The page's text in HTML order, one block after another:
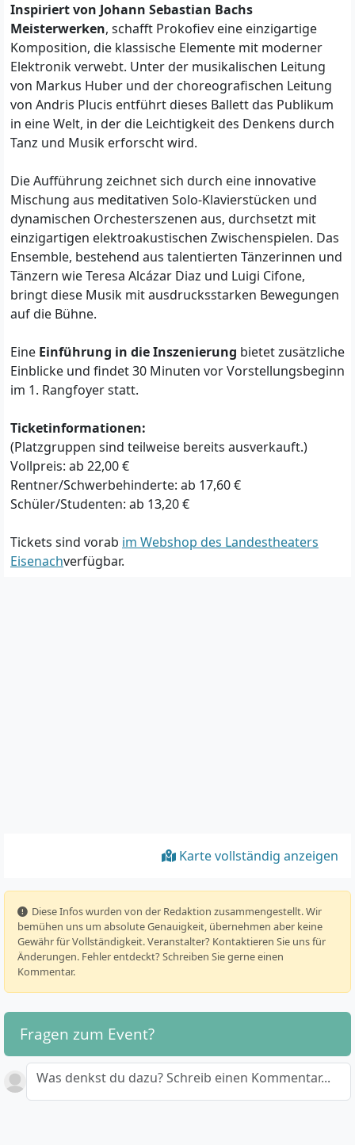
Inspiriert von Johann Sebastian Bachs
Meisterwerken, schafft Prokofiev eine einzigartige
Komposition, die klassische Elemente mit moderner
Elektronik verwebt. Unter der musikalischen Leitung
von Markus Huber und der choreografischen Leitung
von Andris Plucis entführt dieses Ballett das Publikum
in eine Welt, in der die Leichtigkeit des Denkens durch
Tanz und Musik erforscht wird.
Die Aufführung zeichnet sich durch eine innovative
Mischung aus meditativen Solo-Klavierstücken und
dynamischen Orchesterszenen aus, durchsetzt mit
einzigartigen elektroakustischen Zwischenspielen. Das
Ensemble, bestehend aus talentierten Tänzerinnen und
Tänzern wie Teresa Alcázar Diaz und Luigi Cifone,
bringt diese Musik mit ausdrucksstarken Bewegungen
auf die Bühne.
Eine Einführung in die Inszenierung bietet zusätzliche
Einblicke und findet 30 Minuten vor Vorstellungsbeginn
im 1. Rangfoyer statt.
Ticketinformationen:
(Platzgruppen sind teilweise bereits ausverkauft.)
Vollpreis: ab 22,00 €
Rentner/Schwerbehinderte: ab 17,60 €
Schüler/Studenten: ab 13,20 €
Tickets sind vorab im Webshop des Landestheaters
Eisenachverfügbar.
Karte vollständig anzeigen
️ Diese Infos wurden von der Redaktion zusammengestellt. Wir
bemühen uns um absolute Genauigkeit, übernehmen aber keine
Gewähr für Vollständigkeit. Veranstalter? Kontaktieren Sie uns für
Änderungen. Fehler entdeckt? Schreiben Sie gerne einen
Kommentar.
Fragen zum Event?
Was denkst du dazu? Schreib einen Kommentar...